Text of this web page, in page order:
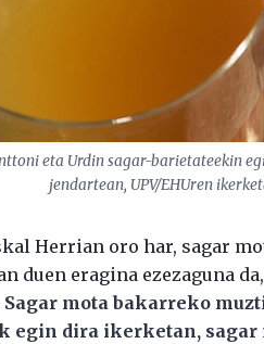
eta Urdin sagar-barietateekin
jendartean, UPV/EHUren
Herrian oro har, sagar
duen eragina ezezaguna
Sagar mota bakarreko
egin dira ikerketan,